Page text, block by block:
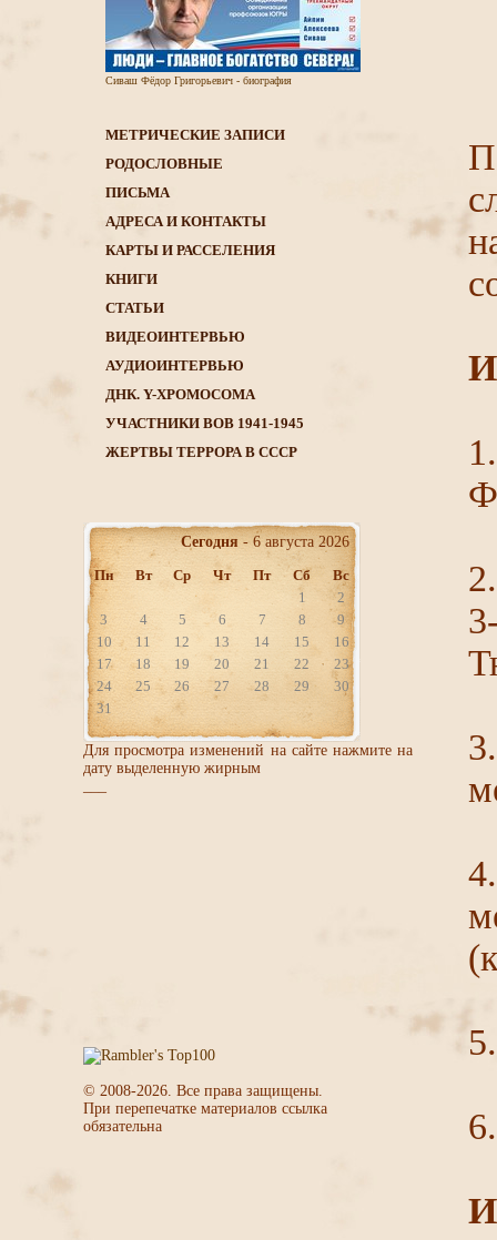
Сиваш Фёдор Григорьевич - биография
МЕТРИЧЕСКИЕ ЗАПИСИ
РОДОСЛОВНЫЕ
ПИСЬМА
АДРЕСА И КОНТАКТЫ
КАРТЫ И РАССЕЛЕНИЯ
КНИГИ
CТАТЬИ
ВИДЕОИНТЕРВЬЮ
АУДИОИНТЕРВЬЮ
ДНК. Y-ХРОМОСОМА
УЧАСТНИКИ ВОВ 1941-1945
ЖЕРТВЫ ТЕРРОРА В СССР
Сегодня - 6 августа 2026
Пн
Вт Ср Чт Пт Сб
Вс
1
2
3
4 5 6 7 8
9
10
11 12 13 14 15
16
17
18 19 20 21 22
23
24
25 26 27 28 29
30
31
Для просмотра изменений на сайте нажмите на
дату выделенную жирным
© 2008-2026. Все права защищены.
При перепечатке материалов ссылка
обязательна